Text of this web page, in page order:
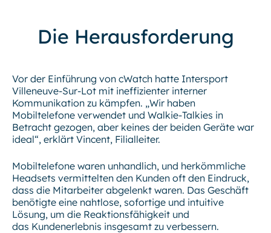
Die Herausforderung
Vor der Einführung von cWatch hatte Intersport
Villeneuve-Sur-Lot mit ineffizienter interner
Kommunikation zu kämpfen. „Wir haben
Mobiltelefone verwendet und Walkie-Talkies in
Betracht gezogen, aber keines der beiden Geräte war
ideal“, erklärt Vincent, Filialleiter.
Mobiltelefone waren unhandlich, und herkömmliche
Headsets vermittelten den Kunden oft den Eindruck,
dass die Mitarbeiter abgelenkt waren. Das Geschäft
benötigte eine nahtlose, sofortige und intuitive
Lösung, um die Reaktionsfähigkeit und
das Kundenerlebnis insgesamt zu verbessern.